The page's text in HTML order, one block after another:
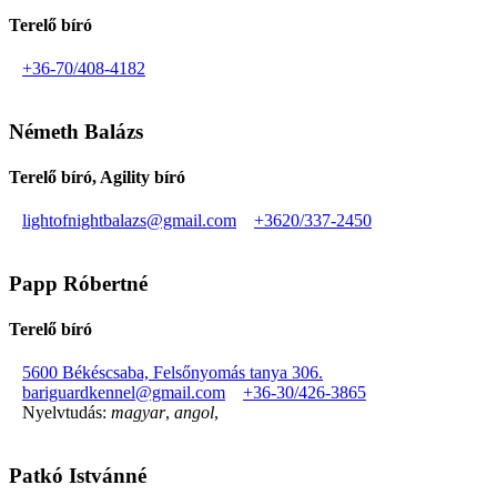
Terelő bíró
+36-70/408-4182
Németh Balázs
Terelő bíró, Agility bíró
lightofnightbalazs@gmail.com +3620/337-2450
Papp Róbertné
Terelő bíró
5600 Békéscsaba, Felsőnyomás tanya 306.
bariguardkennel@gmail.com
+36-30/426-3865
Nyelvtudás: magyar, angol,
Patkó Istvánné